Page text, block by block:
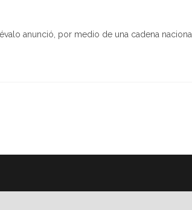
anunció, por medio de una cadena